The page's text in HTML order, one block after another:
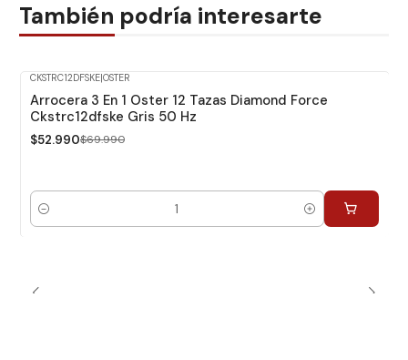
También podría interesarte
Dcto.
CKSTRC12DFSKE|OSTER
Arrocera 3 En 1 Oster 12 Tazas Diamond Force
Ckstrc12dfske Gris 50 Hz
$52.990$69.990
Cantidad